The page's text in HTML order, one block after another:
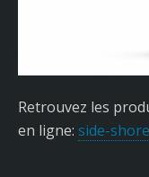
Retrouvez les
en ligne: side-